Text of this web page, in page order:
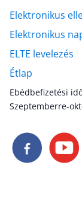
Elektronikus
Elektronikus
ELTE levelezés
Étlap
Ebédbefizetési
Szeptemberre-